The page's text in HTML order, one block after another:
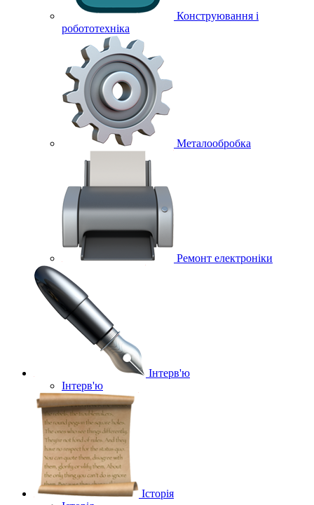
Конструювання і
робототехніка
Металообробка
Ремонт електроніки
Інтерв'ю
Інтерв'ю
Історія